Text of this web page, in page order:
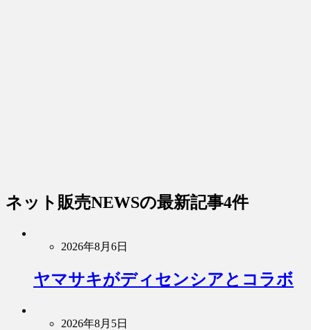
ネット販売NEWSの最新記事4件
2026年8月6日
ヤマサキがディセンシアとコラボ
2026年8月5日